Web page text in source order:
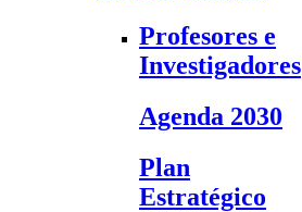
Profesores e
Investigadores
Agenda 2030
Plan
Estratégico